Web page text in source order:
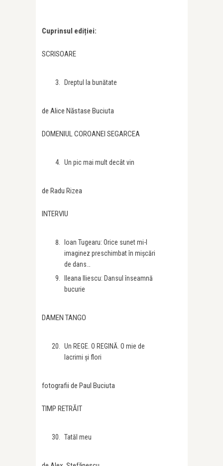
Cuprinsul ediției:
SCRISOARE
Dreptul la bunătate
de Alice Năstase Buciuta
DOMENIUL COROANEI SEGARCEA
Un pic mai mult decât vin
de Radu Rizea
INTERVIU
Ioan Tugearu: Orice sunet mi-l
imaginez preschimbat în mișcări
de dans…
Ileana Iliescu: Dansul înseamnă
bucurie
DAMEN TANGO
Un REGE. O REGINĂ. O mie de
lacrimi și flori
fotografii de Paul Buciuta
TIMP RETRĂIT
Tatăl meu